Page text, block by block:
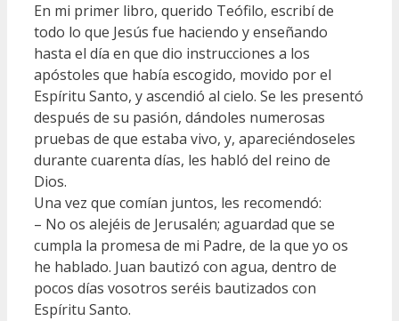
En mi primer libro, querido Teófilo, escribí de
todo lo que Jesús fue haciendo y enseñando
hasta el día en que dio instrucciones a los
apóstoles que había escogido, movido por el
Espíritu Santo, y ascendió al cielo. Se les presentó
después de su pasión, dándoles numerosas
pruebas de que estaba vivo, y, apareciéndoseles
durante cuarenta días, les habló del reino de
Dios.
Una vez que comían juntos, les recomendó:
– No os alejéis de Jerusalén; aguardad que se
cumpla la promesa de mi Padre, de la que yo os
he hablado. Juan bautizó con agua, dentro de
pocos días vosotros seréis bautizados con
Espíritu Santo.